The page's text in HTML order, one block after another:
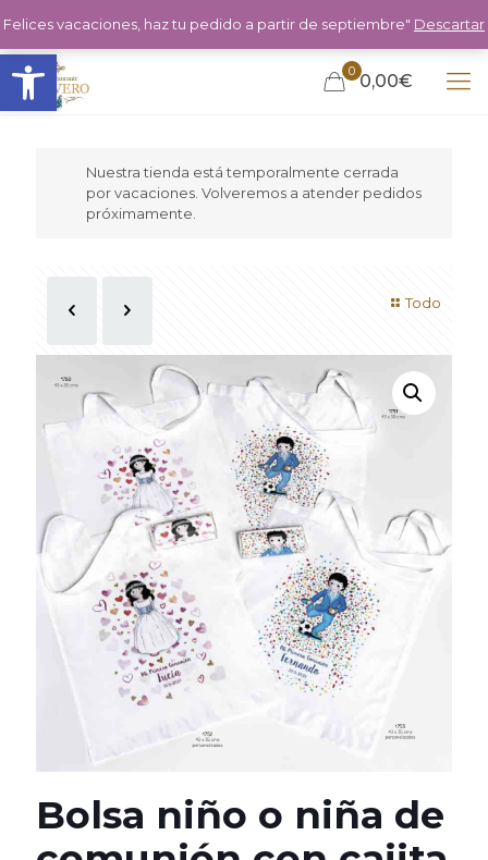
Abrir barra de herramientas 0 0,00€
Nuestra tienda está temporalmente cerrada
por vacaciones. Volveremos a atender pedidos
próximamente.
Todo
Bolsa niño o niña de
Felices vacaciones, haz tu pedido a partir de septiembre" Descartar